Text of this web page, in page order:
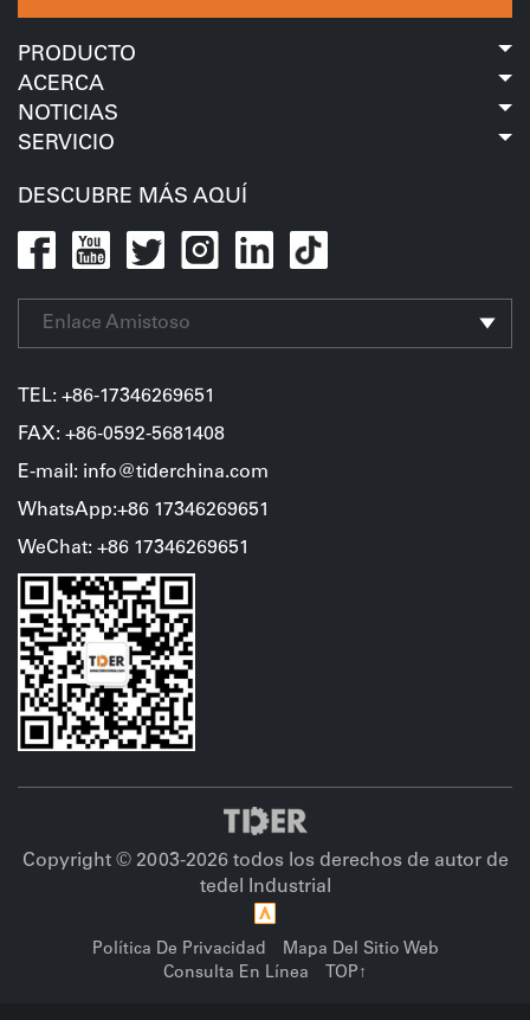
PRODUCTO
ACERCA
NOTICIAS
SERVICIO
DESCUBRE MÁS AQUÍ
Enlace Amistoso
TEL: +86-17346269651
FAX: +86-0592-5681408
E-mail: info@tiderchina.com
WhatsApp:+86 17346269651
WeChat: +86 17346269651
Copyright © 2003-2026 todos los derechos de autor de
tedel Industrial
Política De Privacidad
Mapa Del Sitio Web
Consulta En Línea
TOP↑